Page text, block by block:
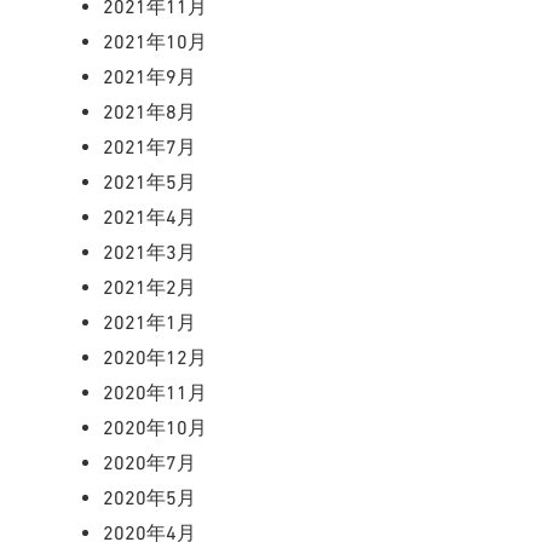
2021年11月
2021年10月
2021年9月
2021年8月
2021年7月
2021年5月
2021年4月
2021年3月
2021年2月
2021年1月
2020年12月
2020年11月
2020年10月
2020年7月
2020年5月
2020年4月